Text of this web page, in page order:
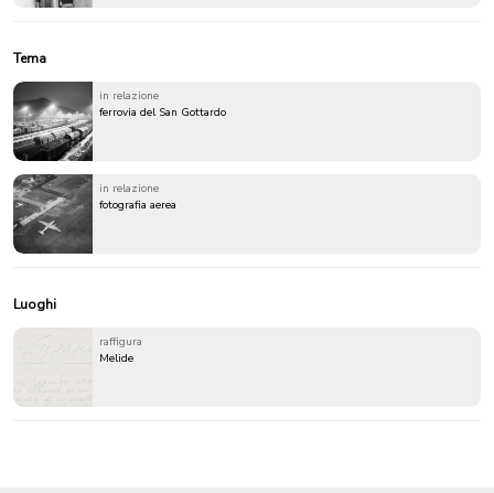
Tema
in relazione
ferrovia del San Gottardo
in relazione
fotografia aerea
Luoghi
raffigura
Melide